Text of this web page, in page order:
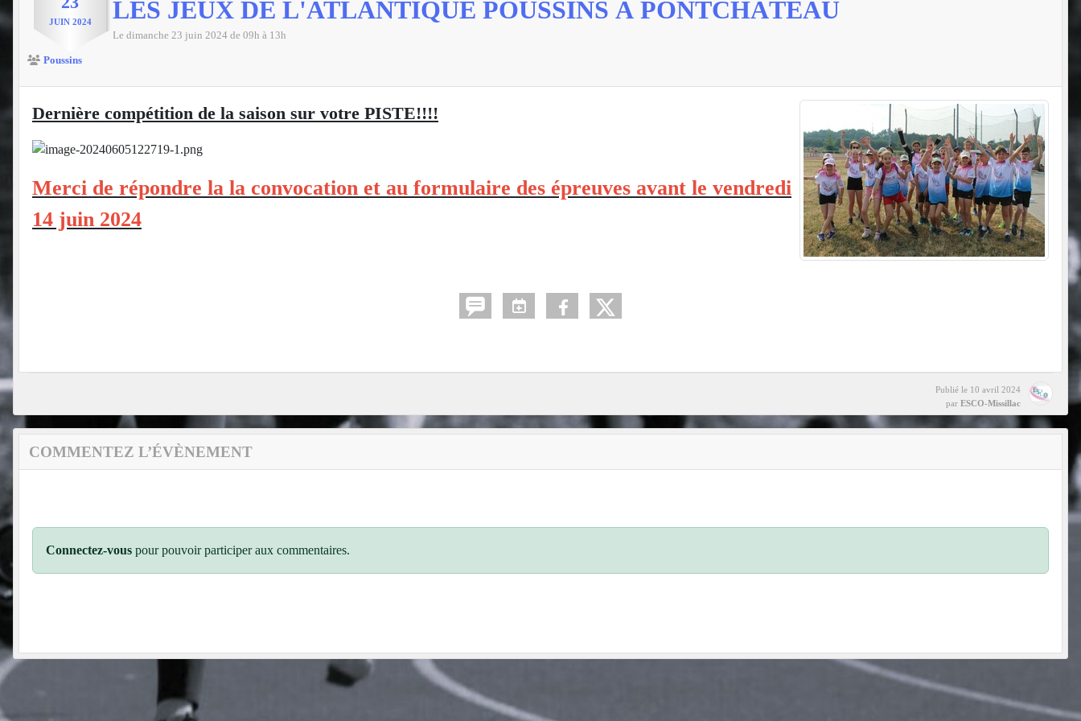
JUIN 2024 LES JEUX DE L'ATLANTIQUE POUSSINS À PONTCHÂTEAU
Le dimanche 23 juin 2024 de 09h à 13h
Poussins
Dernière compétition de la saison sur votre PISTE!!!!
Merci de répondre la la convocation et au formulaire des épreuves avant le vendredi
14 juin 2024
Publié le 10 avril 2024
par ESCO-Missillac
COMMENTEZ L’ÉVÈNEMENT
Connectez-vous pour pouvoir participer aux commentaires.